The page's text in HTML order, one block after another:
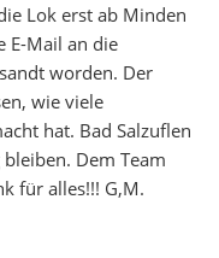
Lok erst ab Minden
E-Mail an die
worden. Der
wie viele
hat. Bad Salzuflen
Dem Team
für alles!!! G,M.